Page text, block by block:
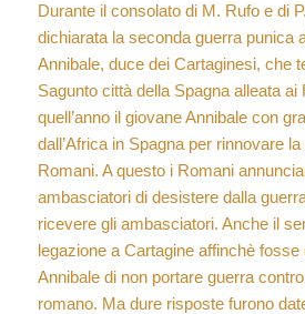
Durante il consolato di M. Rufo e di
dichiarata la seconda guerra punica
Annibale, duce dei Cartaginesi, che
Sagunto città della Spagna alleata ai
quell’anno il giovane Annibale con
dall’Africa in Spagna per rinnovare
Romani. A questo i Romani
ambasciatori di desistere dalla
ricevere gli ambasciatori. Anche il
legazione a Cartagine affinchè
Annibale di non portare guerra
romano. Ma dure risposte furono